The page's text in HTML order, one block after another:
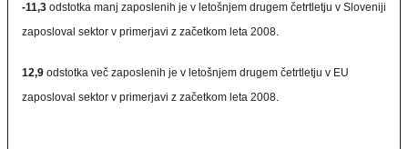
-11,3 odstotka manj zaposlenih je v letošnjem drugem četrtletju v Sloveniji
zaposloval sektor v primerjavi z začetkom leta 2008.
12,9 odstotka več zaposlenih je v letošnjem drugem četrtletju v EU
zaposloval sektor v primerjavi z začetkom leta 2008.